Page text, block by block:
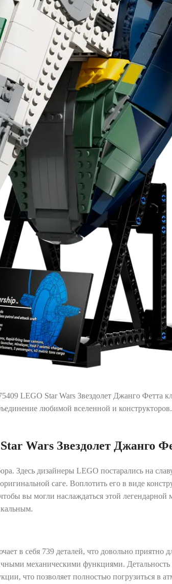
LEGO Star Wars Звездолет Джанго Фетта
любимой вселенной и
Wars Звездолет Джанго
Здесь дизайнеры LEGO постарались на
саге. Воплотить его в виде
вы могли наслаждаться этой
в себя 739 деталей, что довольно
механическими функциями. Детальность
что позволяет полностью погрузиться в